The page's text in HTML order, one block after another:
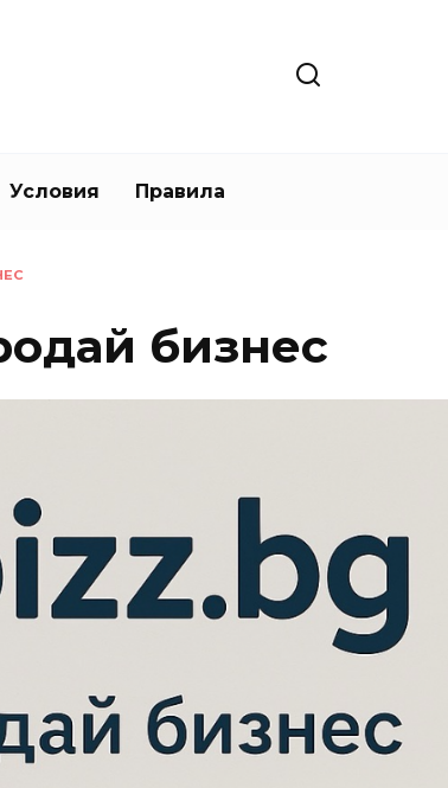
Условия Правила
бизнес